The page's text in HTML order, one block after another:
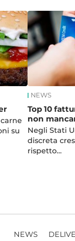
su
NEWS
Top 10
non
Negli Stati
discreta
rispetto…
NEWS